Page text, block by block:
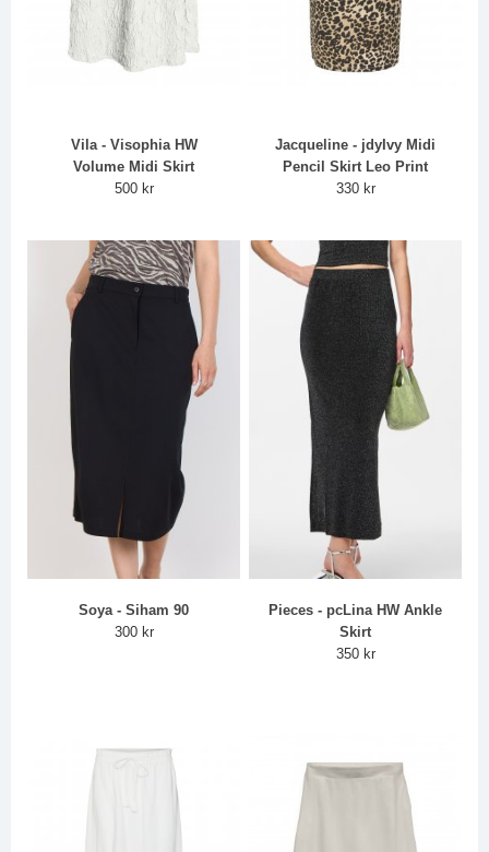
Vila - Visophia HW
Volume Midi Skirt
500 kr
Jacqueline - jdyIvy Midi
Pencil Skirt Leo Print
330 kr
Soya - Siham 90
300 kr
Pieces - pcLina HW Ankle
Skirt
350 kr